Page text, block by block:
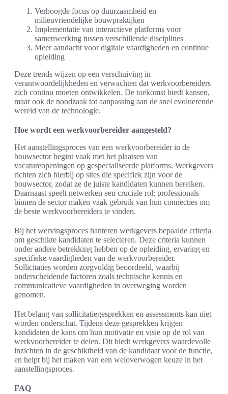
Verhoogde focus op duurzaamheid en
milieuvriendelijke bouwpraktijken
Implementatie van interactieve platforms voor
samenwerking tussen verschillende disciplines
Meer aandacht voor digitale vaardigheden en continue
opleiding
Deze trends wijzen op een verschuiving in
verantwoordelijkheden en verwachten dat werkvoorbereiders
zich continu moeten ontwikkelen. De toekomst biedt kansen,
maar ook de noodzaak tot aanpassing aan de snel evoluerende
wereld van de technologie.
Hoe wordt een werkvoorbereider aangesteld?
Het aanstellingsproces van een werkvoorbereider in de
bouwsector begint vaak met het plaatsen van
vacatureopeningen op gespecialiseerde platforms. Werkgevers
richten zich hierbij op sites die specifiek zijn voor de
bouwsector, zodat ze de juiste kandidaten kunnen bereiken.
Daarnaast speelt netwerken een cruciale rol; professionals
binnen de sector maken vaak gebruik van hun connecties om
de beste werkvoorbereiders te vinden.
Bij het wervingsproces hanteren werkgevers bepaalde criteria
om geschikte kandidaten te selecteren. Deze criteria kunnen
onder andere betrekking hebben op de opleiding, ervaring en
specifieke vaardigheden van de werkvoorbereider.
Sollicitaties worden zorgvuldig beoordeeld, waarbij
onderscheidende factoren zoals technische kennis en
communicatieve vaardigheden in overweging worden
genomen.
Het belang van sollicitatiegesprekken en assessments kan niet
worden onderschat. Tijdens deze gesprekken krijgen
kandidaten de kans om hun motivatie en visie op de rol van
werkvoorbereider te delen. Dit biedt werkgevers waardevolle
inzichten in de geschiktheid van de kandidaat voor de functie,
en helpt bij het maken van een weloverwogen keuze in het
aanstellingsproces.
FAQ